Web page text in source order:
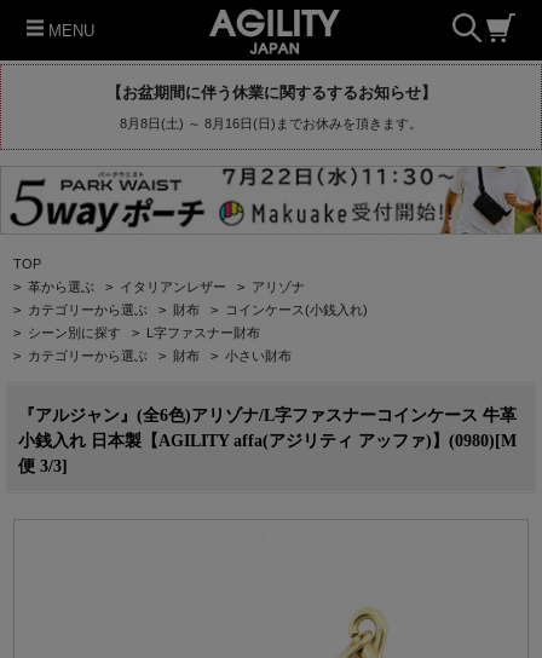
MENU
【お盆期間に伴う休業に関するするお知らせ】
8月8日(土) ～ 8月16日(日)までお休みを頂きます。
TOP
> 革から選ぶ > イタリアンレザー > アリゾナ
> カテゴリーから選ぶ > 財布 > コインケース(小銭入れ)
> シーン別に探す > L字ファスナー財布
> カテゴリーから選ぶ > 財布 > 小さい財布
『アルジャン』(全6色)アリゾナ/L字ファスナーコインケース 牛革
小銭入れ 日本製【AGILITY affa(アジリティ アッファ)】(0980)[M
便 3/3]